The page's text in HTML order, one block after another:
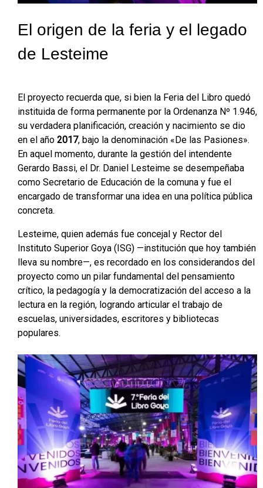
El origen de la feria y el legado
de Lesteime
El proyecto recuerda que, si bien la Feria del Libro quedó
instituida de forma permanente por la Ordenanza Nº 1.946,
su verdadera planificación, creación y nacimiento se dio
en el año 2017, bajo la denominación «De las Pasiones».
En aquel momento, durante la gestión del intendente
Gerardo Bassi, el Dr. Daniel Lesteime se desempeñaba
como Secretario de Educación de la comuna y fue el
encargado de transformar una idea en una política pública
concreta.
Lesteime, quien además fue concejal y Rector del
Instituto Superior Goya (ISG) —institución que hoy también
lleva su nombre—, es recordado en los considerandos del
proyecto como un pilar fundamental del pensamiento
crítico, la pedagogía y la democratización del acceso a la
lectura en la región, logrando articular el trabajo de
escuelas, universidades, escritores y bibliotecas
populares.